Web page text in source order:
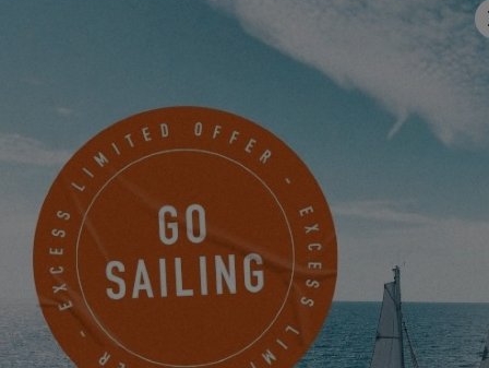
EXCESS 12
EXCESS WIRD REPRÄSENTIERT VON
DEN FOLGENDEN HÄNDLERN
CRUSADER YACHT SALES, INC